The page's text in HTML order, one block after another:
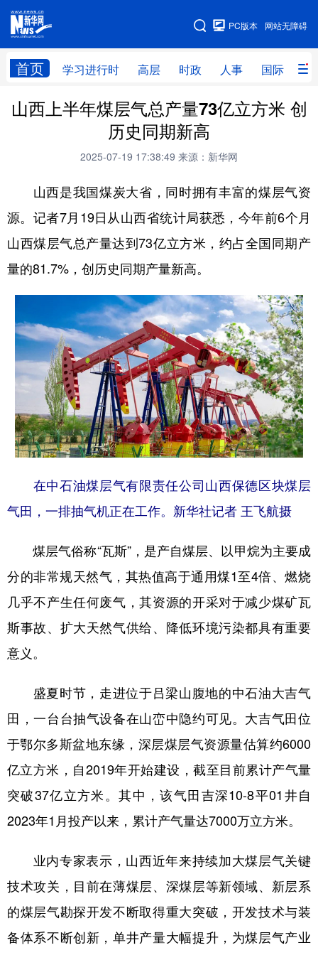
网站无障碍
PC版本
首页 学习进行时 高层 时政 人事 国际 财
网站地图
学习进行时 高层 时政 人事
财经 网评
全球连线
科技 科创 量子 体育
文化 书画 健康 军事
人居 信息化 数字经济
学术中国 乡村振兴 银龄 溯源中国
城市 旅游 能源 会展
彩票 娱乐 时尚 悦读
公益 一带一路 亚太网 上市公司
地方频道
北京 天津 河北 山西
辽宁 吉林 上海 江苏
浙江 安徽 福建 江西
四川 贵州 云南 西藏
陕西 甘肃 青海 宁夏
多语种频道
Deutsch Português
山西上半年煤层气总产量73亿立方米 创
历史同期新高
2025-07-19 17:38:49 来源：新华网
山西是我国煤炭大省，同时拥有丰富的煤层气资
源。记者7月19日从山西省统计局获悉，今年前6个月
山西煤层气总产量达到73亿立方米，约占全国同期产
量的81.7%，创历史同期产量新高。
在中石油煤层气有限责任公司山西保德区块煤层
气田，一排抽气机正在工作。新华社记者 王飞航摄
煤层气俗称“瓦斯”，是产自煤层、以甲烷为主要成
分的非常规天然气，其热值高于通用煤1至4倍、燃烧
几乎不产生任何废气，其资源的开采对于减少煤矿瓦
斯事故、扩大天然气供给、降低环境污染都具有重要
意义。
盛夏时节，走进位于吕梁山腹地的中石油大吉气
田，一台台抽气设备在山峦中隐约可见。大吉气田位
于鄂尔多斯盆地东缘，深层煤层气资源量估算约6000
亿立方米，自2019年开始建设，截至目前累计产气量
突破37亿立方米。其中，该气田吉深10-8平01井自
2023年1月投产以来，累计产气量达7000万立方米。
业内专家表示，山西近年来持续加大煤层气关键
技术攻关，目前在薄煤层、深煤层等新领域、新层系
的煤层气勘探开发不断取得重大突破，开发技术与装
备体系不断创新，单井产量大幅提升，为煤层气产业